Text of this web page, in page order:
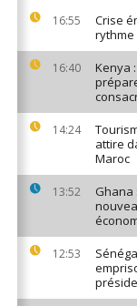
16:55
Crise
rythme
16:40
Kenya
14:24
attire
Maroc
13:52
Ghana
12:53